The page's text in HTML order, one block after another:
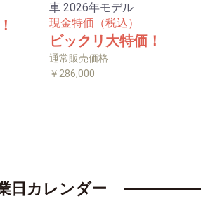
車 2026年モデル
現金特価（税込）
ビックリ大特価！
通常販売価格
￥286,000
日カレンダー